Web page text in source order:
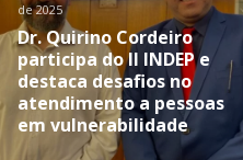
de 2025
Dr. Quirino Cordeiro
participa do II INDEP e
destaca desafios no
atendimento a pessoas
em vulnerabilidade